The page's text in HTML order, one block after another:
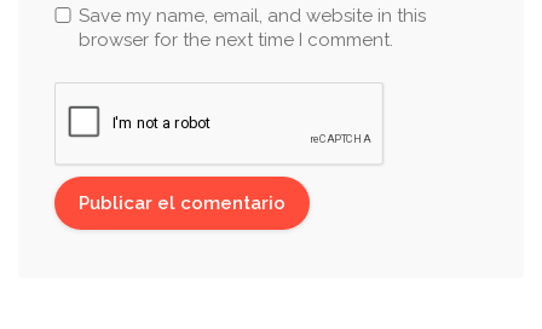
Save my name, email, and website in this
browser for the next time I comment.